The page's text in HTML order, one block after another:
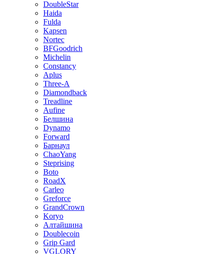
DoubleStar
Haida
Fulda
Kapsen
Nortec
BFGoodrich
Michelin
Constancy
Aplus
Three-A
Diamondback
Treadline
Aufine
Белшина
Dynamo
Forward
Барнаул
ChaoYang
Steprising
Boto
RoadX
Carleo
Greforce
GrandCrown
Koryo
Алтайшина
Doublecoin
Grip Gard
VGLORY